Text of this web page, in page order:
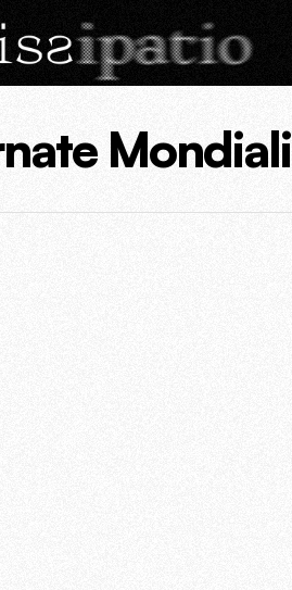
Mondiali